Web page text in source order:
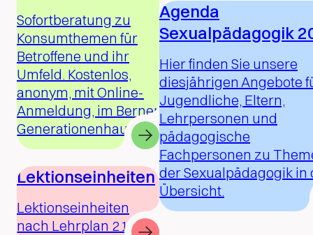
Sofortberatung zu
Konsumthemen für
Betroffene und ihr
Umfeld. Kostenlos,
anonym, mit Online-
Anmeldung, im Berner
Generationenhaus.
Lektionseinheiten
Lektionseinheiten
nach Lehrplan 21
Agenda
Sexualpädagogik
Hier finden Sie unsere
diesjährigen Angebote
Jugendliche, Eltern,
Lehrpersonen und
pädagogische
Fachpersonen zu
der Sexualpädagogik in
Übersicht.